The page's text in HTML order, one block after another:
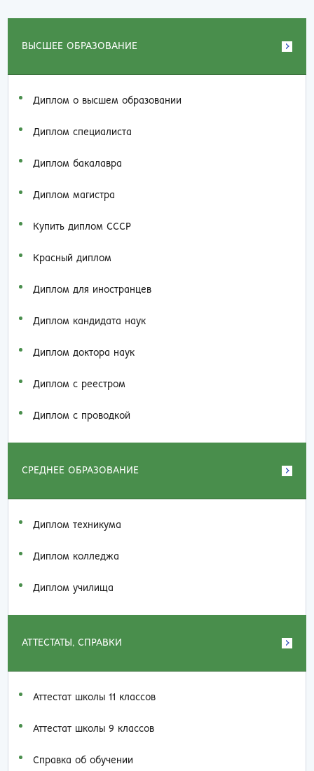
ВЫСШЕЕ ОБРАЗОВАНИЕ
Диплом о высшем образовании
Диплом специалиста
Диплом бакалавра
Диплом магистра
Купить диплом СССР
Красный диплом
Диплом для иностранцев
Диплом кандидата наук
Диплом доктора наук
Диплом с реестром
Диплом с проводкой
СРЕДНЕЕ ОБРАЗОВАНИЕ
Диплом техникума
Диплом колледжа
Диплом училища
АТТЕСТАТЫ, СПРАВКИ
Аттестат школы 11 классов
Аттестат школы 9 классов
Справка об обучении